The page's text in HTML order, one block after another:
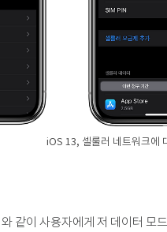
iOS 13, 셀룰러 네트워크에
같이 사용자에게 저 데이터